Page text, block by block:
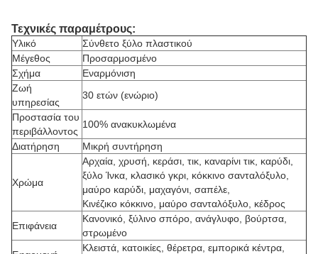
Τεχνικές παραμέτρους:
Υλικό
Σύνθετο ξύλο πλαστικού
Μέγεθος
Προσαρμοσμένο
Σχήμα
Εναρμόνιση
Ζωή
υπηρεσίας
30 ετών (ενώριο)
Προστασία του
περιβάλλοντος
100% ανακυκλωμένα
Διατήρηση
Μικρή συντήρηση
Χρώμα
Αρχαία, χρυσή, κεράσι, τικ, καναρίνι τικ, καρύδι,
ξύλο Ίνκα, κλασικό γκρι, κόκκινο σανταλόξυλο,
μαύρο καρύδι, μαχαγόνι, σαπέλε,
Κινέζικο κόκκινο, μαύρο σανταλόξυλο, κέδρος
Επιφάνεια
Κανονικό, ξύλινο σπόρο, ανάγλυφο, βούρτσα,
στρωμένο
Κλειστά, κατοικίες, θέρετρα, εμπορικά κέντρα,